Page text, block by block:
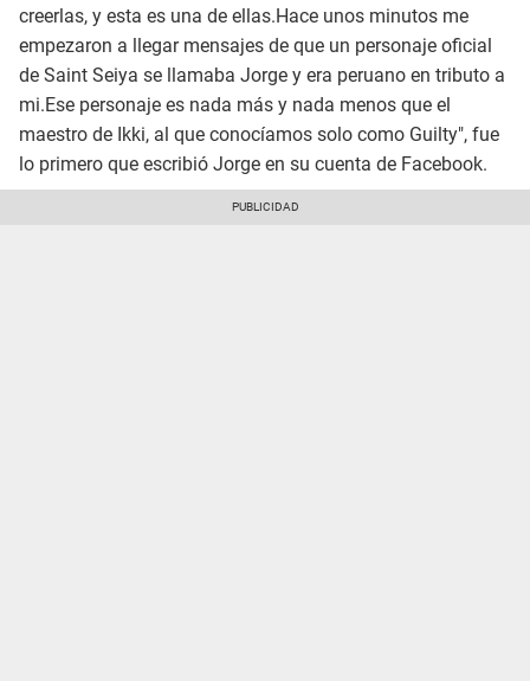
creerlas, y esta es una de ellas.Hace unos minutos me
empezaron a llegar mensajes de que un personaje oficial
de Saint Seiya se llamaba Jorge y era peruano en tributo a
mi.Ese personaje es nada más y nada menos que el
maestro de Ikki, al que conocíamos solo como Guilty", fue
lo primero que escribió Jorge en su cuenta de Facebook.